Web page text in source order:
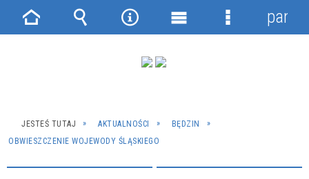
JESTEŚ TUTAJ AKTUALNOŚCI
BĘDZIN
OBWIESZCZENIE WOJEWODY ŚLĄSKIEGO
Strona Wyszukiwarka
NarzędziaMenu
Menu
panel